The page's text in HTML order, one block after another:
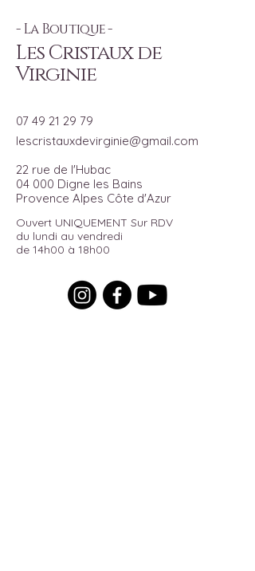
- La Boutique -
Les Cristaux de
Virginie
07 49 21 29 79
lescristauxdevirginie@gmail.com
22 rue de l'Hubac
04 000 Digne les Bains
Provence Alpes Côte d'Azur
Ouvert UNIQUEMENT Sur RDV
du lundi au vendredi
de 14h00 à 18h00